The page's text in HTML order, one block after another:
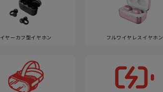
イヤーカフ型イヤホン フルワイヤレスイヤホン